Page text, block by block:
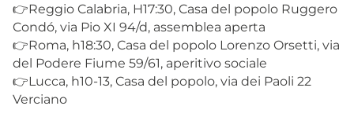
👉Reggio Calabria, H17:30, Casa del popolo Ruggero
Condó, via Pio XI 94/d, assemblea aperta
👉Roma, h18:30, Casa del popolo Lorenzo Orsetti, via
del Podere Fiume 59/61, aperitivo sociale
👉Lucca, h10-13, Casa del popolo, via dei Paoli 22
Verciano